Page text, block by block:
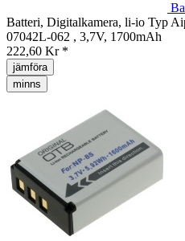
Batteri, Digitalkamera, li-io Typ
07042L-062 , 3,7V, 1700mAh
222,60 Kr *
jämföra
minns